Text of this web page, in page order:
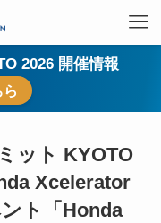
2026 開催情報
ット KYOTO
Xcelerator
ト「Honda